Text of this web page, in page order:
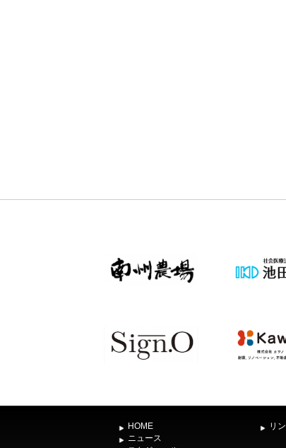
HOME
ニュース
リ